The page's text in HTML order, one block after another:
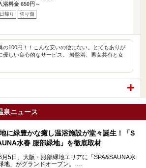
浴料金 650円～
日帰り 切り傷
の100円！！こんな安いの他にない。とてもありが
優しい良心的なサービス。 岩盤浴、男女共有と女
泉ニュース
に緑豊かな癒し温浴施設が堂々誕生！「S
水春 服部緑地」を徹底取材
5日、大阪・服部緑地エリアに「SPA&SAUNA水
地」がグランドオープン。